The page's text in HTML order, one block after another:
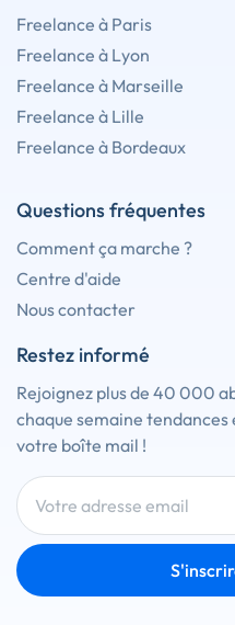
Freelance à Paris
Freelance à Lyon
Freelance à Marseille
Freelance à Lille
Freelance à Bordeaux
Questions fréquentes
Comment ça marche ?
Centre d'aide
Nous contacter
Restez informé
Rejoignez plus de 40 000
chaque semaine tendances
votre boîte mail !